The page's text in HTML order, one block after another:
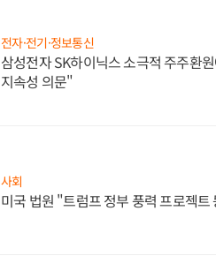
전자·전기·정보통신
삼성전자 SK하이닉스 소극적 주주환
지속성 의문"
사회
미국 법원 "트럼프 정부 풍력 프로젝